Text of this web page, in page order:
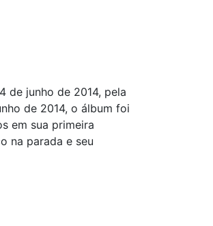
de junho de 2014, pela
de 2014, o álbum foi
em sua primeira
na parada e seu